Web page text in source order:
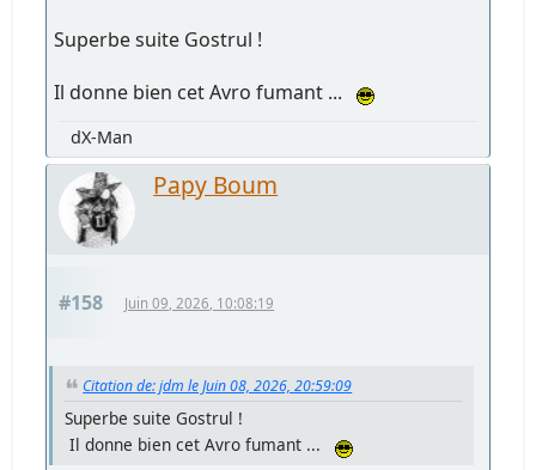
Superbe suite Gostrul !
Il donne bien cet Avro fumant ...
dX-Man
Papy Boum
#158 Juin 09, 2026, 10:08:19
Citation de: jdm le Juin 08, 2026, 20:59:09
Superbe suite Gostrul !
Il donne bien cet Avro fumant ...